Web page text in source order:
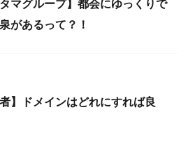
タマグループ】都会にゆっくりで
があるって？！
者】ドメインはどれにすれば良